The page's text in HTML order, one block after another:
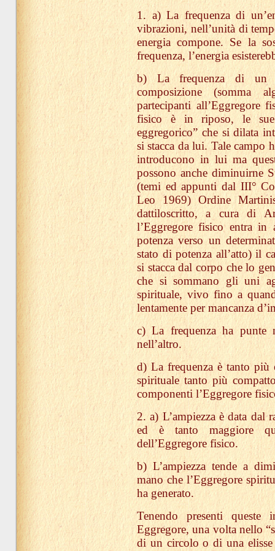
1. a) La frequenza di
vibrazioni, nell’unità di
energia compone. Se la
frequenza, l’energia
b) La frequenza di un
composizione (somma
partecipanti all’Eggregore
fisico è in riposo, le sue
eggregorico” che si dilata
si stacca da lui. Tale campo
introducono in lui ma
possono anche diminuirne
(temi ed appunti dal III°
Leo 1969) Ordine
dattiloscritto, a cura di
l’Eggregore fisico entra
potenza verso un
stato di potenza all’atto) il
si stacca dal corpo che lo
che si sommano gli uni
spirituale, vivo fino a
lentamente per mancanza
c) La frequenza ha punte
nell’altro.
d) La frequenza è tanto più
spirituale tanto più
componenti l’Eggregore
2. a) L’ampiezza è data dal
ed è tanto maggiore
dell’Eggregore fisico.
b) L’ampiezza tende a
mano che l’Eggregore
ha generato.
Tenendo presenti
Eggregore, una volta nello
di un circolo o di una elisse